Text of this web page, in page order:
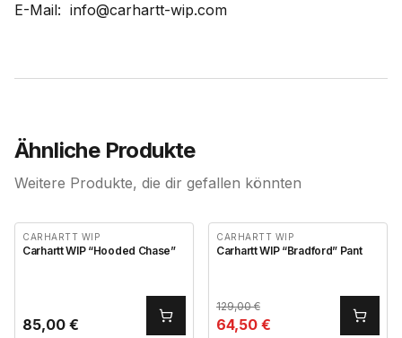
E-Mail: info@carhartt-wip.com
Ähnliche Produkte
Weitere Produkte, die dir gefallen könnten
CARHARTT WIP
Carhartt WIP “Hooded Chase”
85,00 €
CARHARTT WIP
Carhartt WIP “Bradford” Pant
129,00€
64,50 €